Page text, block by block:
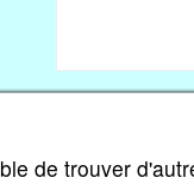
de trouver